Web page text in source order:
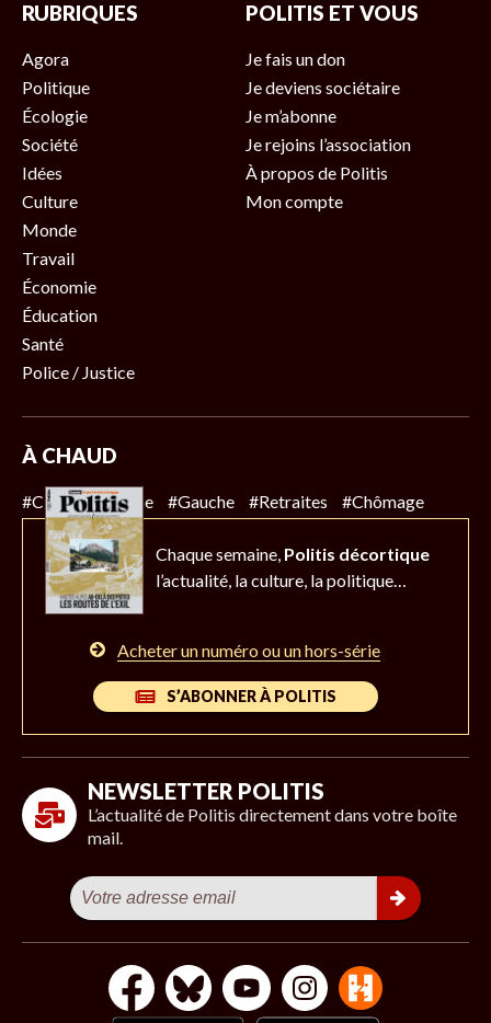
RUBRIQUES
Agora
Politique
Écologie
Société
Idées
Culture
Monde
Travail
Économie
Éducation
Santé
Police / Justice
POLITIS ET VOUS
Je fais un don
Je deviens sociétaire
Je m’abonne
Je rejoins l’association
À propos de Politis
Mon compte
À CHAUD
#Climat #Police #Gauche #Retraites #Chômage
Chaque semaine, Politis décortique
l’actualité, la culture, la politique…
Acheter un numéro ou un hors-série
S’ABONNER À POLITIS
NEWSLETTER POLITIS
L’actualité de Politis directement dans votre boîte
mail.